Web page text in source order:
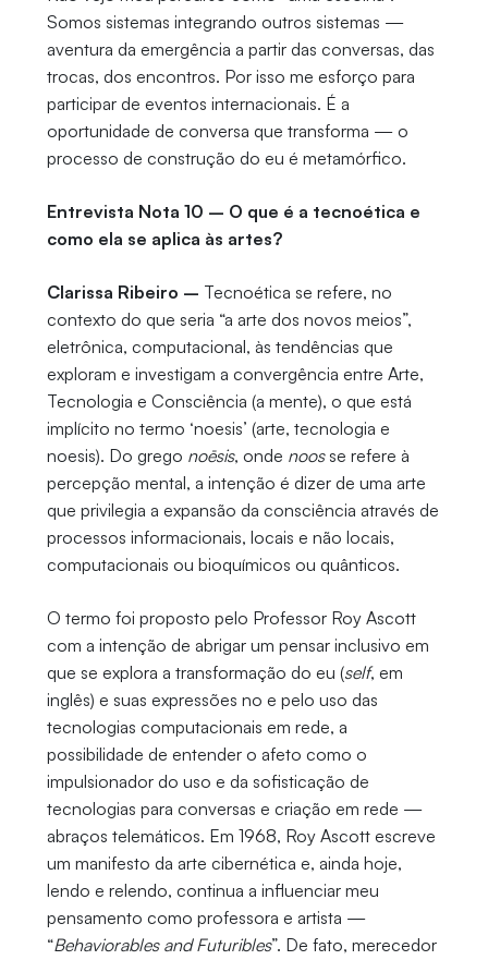
Somos sistemas integrando outros sistemas —
aventura da emergência a partir das conversas, das
trocas, dos encontros. Por isso me esforço para
participar de eventos internacionais. É a
oportunidade de conversa que transforma — o
processo de construção do eu é metamórfico.
Entrevista Nota 10 – O que é a tecnoética e
como ela se aplica às artes?
Clarissa Ribeiro – Tecnoética se refere, no
contexto do que seria “a arte dos novos meios”,
eletrônica, computacional, às tendências que
exploram e investigam a convergência entre Arte,
Tecnologia e Consciência (a mente), o que está
implícito no termo ‘noesis’ (arte, tecnologia e
noesis). Do grego noēsis, onde noosse refere à
percepção mental, a intenção é dizer de uma arte
que privilegia a expansão da consciência através de
processos informacionais, locais e não locais,
computacionais ou bioquímicos ou quânticos.
O termo foi proposto pelo Professor Roy Ascott
com a intenção de abrigar um pensar inclusivo em
que se explora a transformação do eu (self, em
inglês) e suas expressões no e pelo uso das
tecnologias computacionais em rede, a
possibilidade de entender o afeto como o
impulsionador do uso e da sofisticação de
tecnologias para conversas e criação em rede —
abraços telemáticos. Em 1968, Roy Ascott escreve
um manifesto da arte cibernética e, ainda hoje,
lendo e relendo, continua a influenciar meu
pensamento como professora e artista —
“Behaviorables and Futuribles”. De fato, merecedor